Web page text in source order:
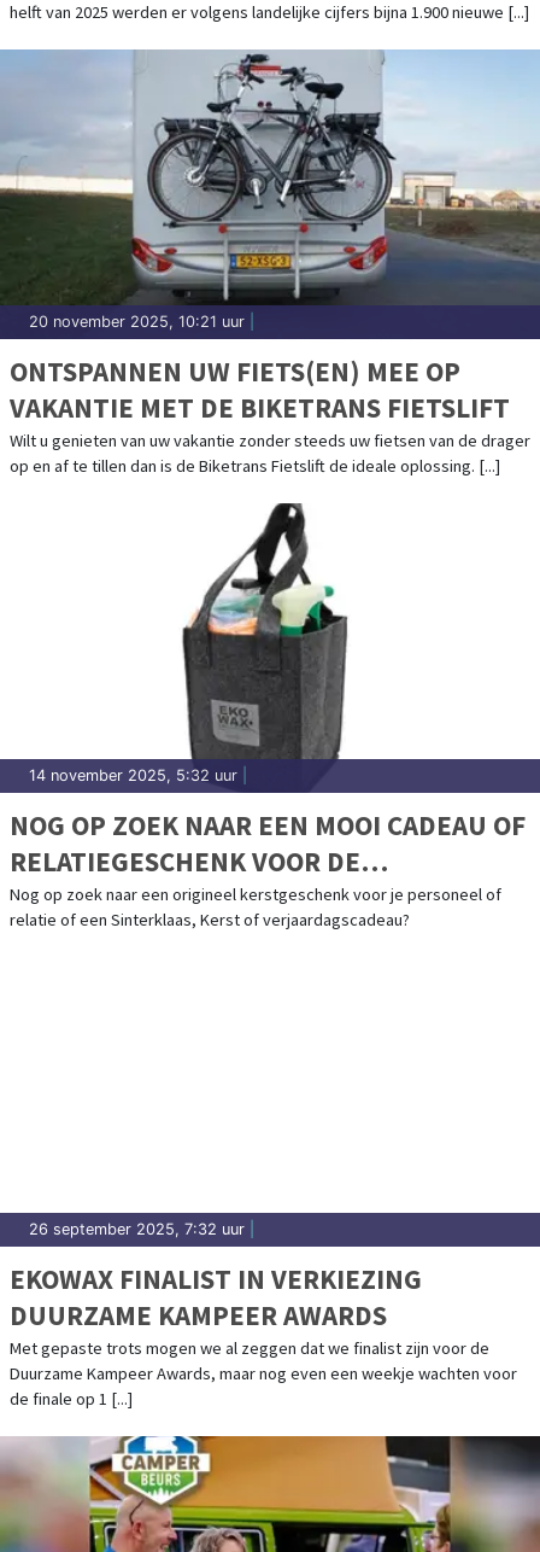
helft van 2025 werden er volgens landelijke cijfers bijna 1.900 nieuwe [...]
20 november 2025, 10:21 uur
ONTSPANNEN UW FIETS(EN) MEE OP
VAKANTIE MET DE BIKETRANS FIETSLIFT
Wilt u genieten van uw vakantie zonder steeds uw fietsen van de drager
op en af te tillen dan is de Biketrans Fietslift de ideale oplossing. [...]
14 november 2025, 5:32 uur
NOG OP ZOEK NAAR EEN MOOI CADEAU OF
RELATIEGESCHENK VOOR DE
FEESTDAGEN?
Nog op zoek naar een origineel kerstgeschenk voor je personeel of
relatie of een Sinterklaas, Kerst of verjaardagscadeau?
26 september 2025, 7:32 uur
EKOWAX FINALIST IN VERKIEZING
DUURZAME KAMPEER AWARDS
Met gepaste trots mogen we al zeggen dat we finalist zijn voor de
Duurzame Kampeer Awards, maar nog even een weekje wachten voor
de finale op 1 [...]